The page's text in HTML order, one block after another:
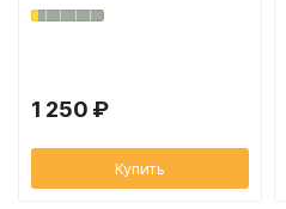
1 250 ₽
Купить